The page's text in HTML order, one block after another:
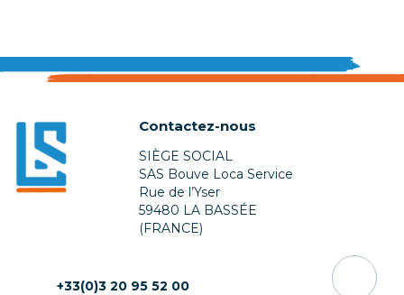
Contactez-nous
SIÈGE SOCIAL
SAS Bouve Loca Service
Rue de l’Yser
59480 LA BASSÉE
(FRANCE)
+33(0)3 20 95 52 00